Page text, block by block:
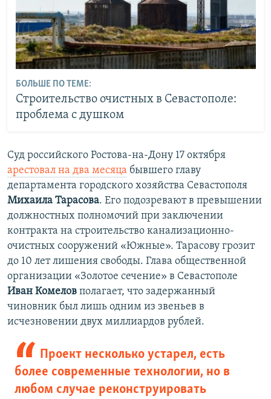
БОЛЬШЕ ПО ТЕМЕ:
Строительство очистных в Севастополе:
проблема с душком
Суд российского Ростова-на-Дону 17 октября
арестовал на два месяца бывшего главу
департамента городского хозяйства Севастополя
Михаила Тарасова. Его подозревают в превышении
должностных полномочий при заключении
контракта на строительство канализационно-
очистных сооружений «Южные». Тарасову грозит
до 10 лет лишения свободы. Глава общественной
организации «Золотое сечение» в Севастополе
Иван Комелов полагает, что задержанный
чиновник был лишь одним из звеньев в
исчезновении двух миллиардов рублей.
Проект несколько устарел, есть
более современные технологии, но в
любом случае реконструировать